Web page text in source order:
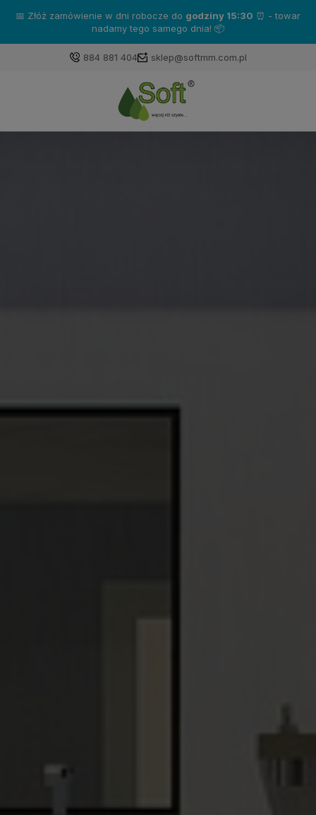
📅 Złóż zamówienie w dni robocze do godziny 15:30 ⏰ - towar
nadamy tego samego dnia! 📦
884 881 404 sklep@softmm.com.pl